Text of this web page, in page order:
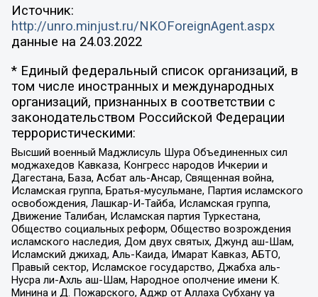
Источник:
http://unro.minjust.ru/NKOForeignAgent.aspx
данные на 24.03.2022
* Единый федеральный список организаций, в
том числе иностранных и международных
организаций, признанных в соответствии с
законодательством Российской Федерации
террористическими:
Высший военный Маджлисуль Шура Объединенных сил
моджахедов Кавказа, Конгресс народов Ичкерии и
Дагестана, База, Асбат аль-Ансар, Священная война,
Исламская группа, Братья-мусульмане, Партия исламского
освобождения, Лашкар-И-Тайба, Исламская группа,
Движение Талибан, Исламская партия Туркестана,
Общество социальных реформ, Общество возрождения
исламского наследия, Дом двух святых, Джунд аш-Шам,
Исламский джихад, Аль-Каида, Имарат Кавказ, АБТО,
Правый сектор, Исламское государство, Джабха аль-
Нусра ли-Ахль аш-Шам, Народное ополчение имени К.
Минина и Д. Пожарского, Аджр от Аллаха Субхану уа